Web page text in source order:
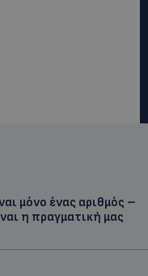
μόνο ένας αριθμός –
η πραγματική μας